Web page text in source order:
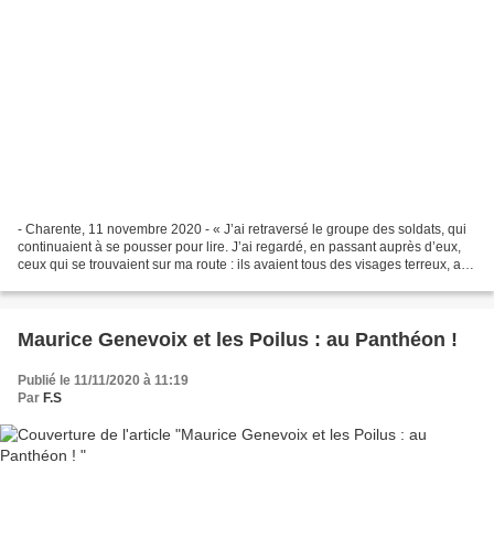
- Charente, 11 novembre 2020 - « J’ai retraversé le groupe des soldats, qui
continuaient à se pousser pour lire. J’ai regardé, en passant auprès d’eux,
ceux qui se trouvaient sur ma route : ils avaient tous des visages terreux, aux
Maurice Genevoix et les Poilus : au Panthéon !
Publié le 11/11/2020 à 11:19
Par F.S